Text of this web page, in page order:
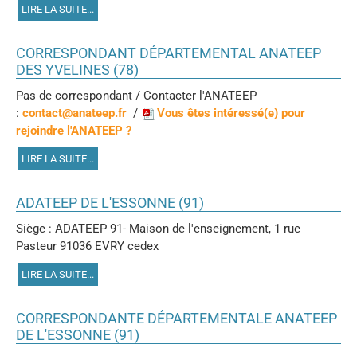
LIRE LA SUITE...
CORRESPONDANT DÉPARTEMENTAL ANATEEP
DES YVELINES (78)
Pas de correspondant / Contacter l'ANATEEP
: contact@anateep.fr /
Vous êtes intéressé(e) pour
rejoindre l'ANATEEP ?
LIRE LA SUITE...
ADATEEP DE L'ESSONNE (91)
Siège : ADATEEP 91- Maison de l'enseignement, 1 rue
Pasteur 91036 EVRY cedex
LIRE LA SUITE...
CORRESPONDANTE DÉPARTEMENTALE ANATEEP
DE L'ESSONNE (91)